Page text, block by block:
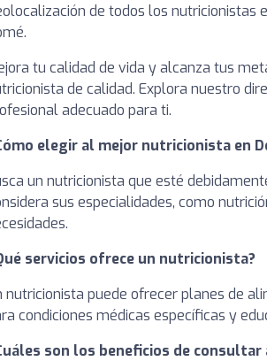
de todos los nutricionistas
tu calidad de vida y alcanza tus
de calidad. Explora nuestro
adecuado para ti.
elegir al mejor nutricionista en
un nutricionista que esté
sus especialidades, como
servicios ofrece un nutricionista?
nutricionista puede ofrecer planes de
condiciones médicas específicas y
son los beneficios de